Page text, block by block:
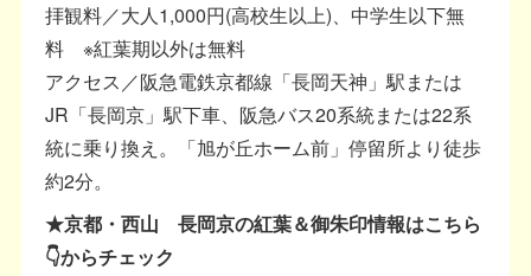
拝観料／大人1,000円(高校生以上)、中学生以下無
料 ※紅葉期以外は無料
アクセス／阪急電鉄京都線「長岡天神」駅または
JR「長岡京」駅下車、阪急バス20系統または22系
統に乗り換え。「旭が丘ホーム前」停留所より徒歩
約2分。
★京都・西山 長岡京の紅葉＆御朱印情報はこちら
👇からチェック